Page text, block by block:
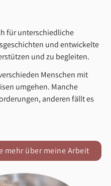
für unterschiedliche
und entwickelte
und zu begleiten.
Menschen mit
umgehen. Manche
anderen fällt es
mehr über meine Arbeit